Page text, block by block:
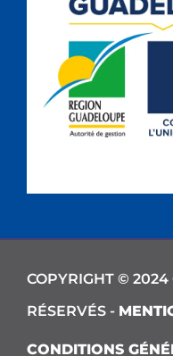
COPYRIGHT © 2024
RÉSERVÉS -
CONDITIONS